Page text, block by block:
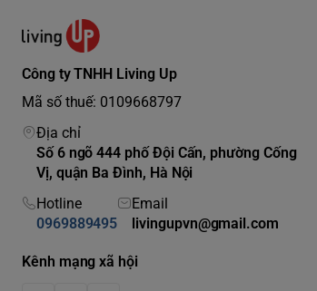
Công ty TNHH Living Up
Mã số thuế: 0109668797
Địa chỉ
Số 6 ngõ 444 phố Đội Cấn, phường Cống
Vị, quận Ba Đình, Hà Nội
Hotline
0969889495
Email
livingupvn@gmail.com
Kênh mạng xã hội